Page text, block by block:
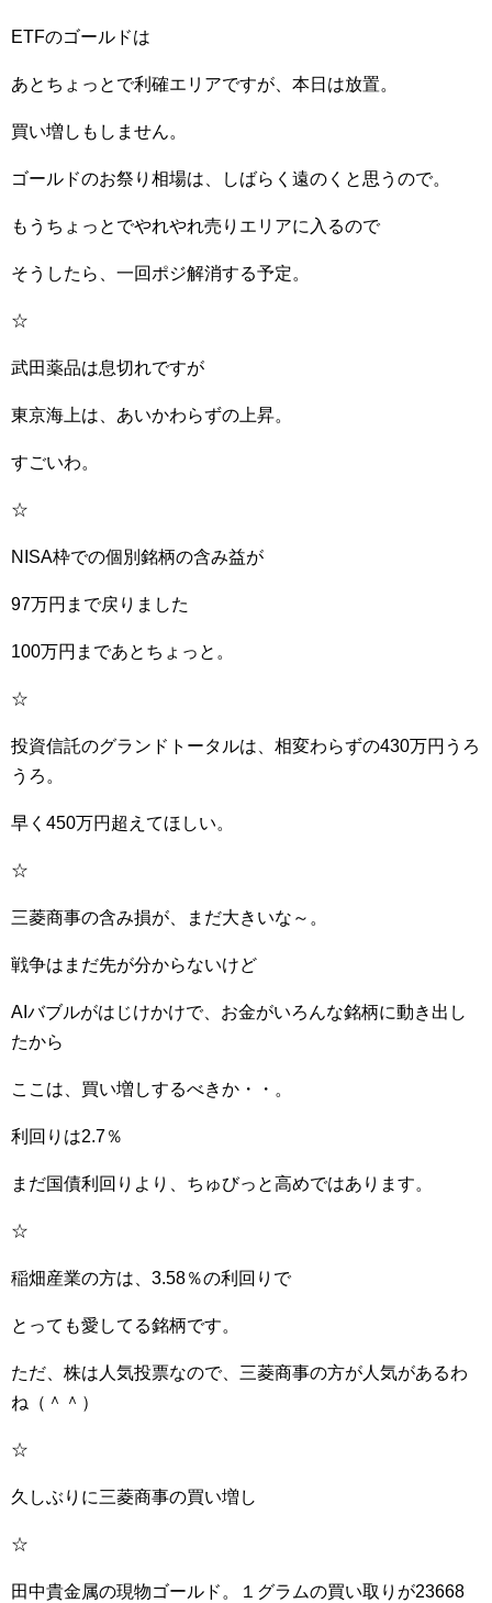
ETFのゴールドは
あとちょっとで利確エリアですが、本日は放置。
買い増しもしません。
ゴールドのお祭り相場は、しばらく遠のくと思うので。
もうちょっとでやれやれ売りエリアに入るので
そうしたら、一回ポジ解消する予定。
☆
武田薬品は息切れですが
東京海上は、あいかわらずの上昇。
すごいわ。
☆
NISA枠での個別銘柄の含み益が
97万円まで戻りました
100万円まであとちょっと。
☆
投資信託のグランドトータルは、相変わらずの430万円うろ
うろ。
早く450万円超えてほしい。
☆
三菱商事の含み損が、まだ大きいな～。
戦争はまだ先が分からないけど
AIバブルがはじけかけで、お金がいろんな銘柄に動き出し
たから
ここは、買い増しするべきか・・。
利回りは2.7％
まだ国債利回りより、ちゅびっと高めではあります。
☆
稲畑産業の方は、3.58％の利回りで
とっても愛してる銘柄です。
ただ、株は人気投票なので、三菱商事の方が人気があるわ
ね（＾＾）
☆
久しぶりに三菱商事の買い増し
☆
田中貴金属の現物ゴールド。１グラムの買い取りが23668